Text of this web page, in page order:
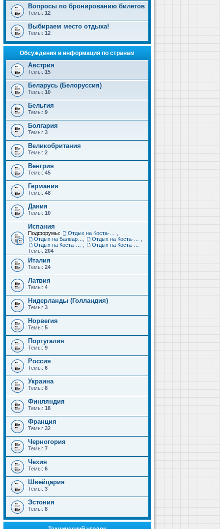
Вопросы по бронированию билетов
Темы: 12
Выбираем место отдыха!
Темы: 12
Обсуждения и информация по странам
Австрия
Темы: 15
Беларусь (Белоруссия)
Темы: 10
Бельгия
Темы: 9
Болгария
Темы: 3
Великобритания
Темы: 2
Венгрия
Темы: 45
Германия
Темы: 48
Дания
Темы: 10
Испания
Подфорумы:
Темы: 204
Италия
Темы: 24
Латвия
Темы: 4
Нидерланды (Голландия)
Темы: 3
Норвегия
Темы: 5
Португалия
Темы: 9
Россия
Темы: 6
Украина
Темы: 8
Финляндия
Темы: 18
Франция
Темы: 32
Черногория
Темы: 7
Чехия
Темы: 6
Швейцария
Темы: 3
Эстония
Темы: 8